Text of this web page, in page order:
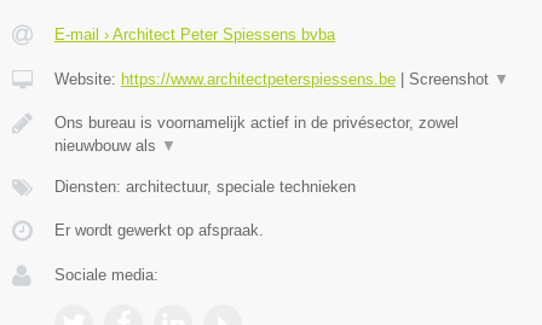
E-mail › Architect Peter Spiessens bvba
Website: https://www.architectpeterspiessens.be | Screenshot ▼
Ons bureau is voornamelijk actief in de privésector, zowel
nieuwbouw als ▼
Diensten: architectuur, speciale technieken
Er wordt gewerkt op afspraak.
Sociale media: